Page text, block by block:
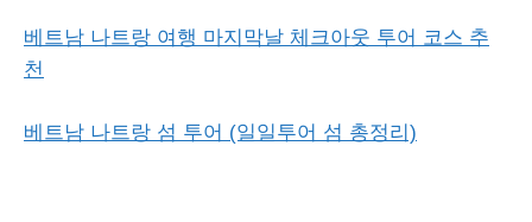
베트남 나트랑 여행 마지막날 체크아웃 투어 코스 추
천
베트남 나트랑 섬 투어 (일일투어 섬 총정리)